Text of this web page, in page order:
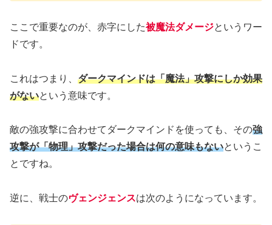
ここで重要なのが、赤字にした被魔法ダメージというワー
ドです。
これはつまり、 ダークマインドは「魔法」攻撃にしか効果
がないという意味です。
敵の強攻撃に合わせてダークマインドを使っても、その強
攻撃が「物理」攻撃だった場合は何の意味もないというこ
とですね。
逆に、戦士のヴェンジェンスは次のようになっています。